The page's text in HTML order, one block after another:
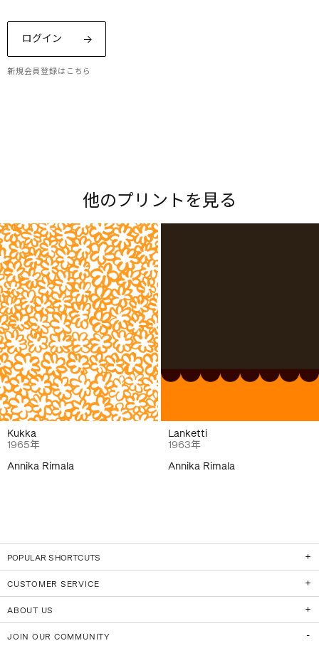
ログイン
新規会員登録はこちら
つわるストーリーをお楽しみください。
Explore all prints
他のプリントを見る
Kukka
1965年
Annika Rimala
Lanketti
1963年
Annika Rimala
POPULAR SHORTCUTS
CUSTOMER SERVICE
ABOUT US
JOIN OUR COMMUNITY